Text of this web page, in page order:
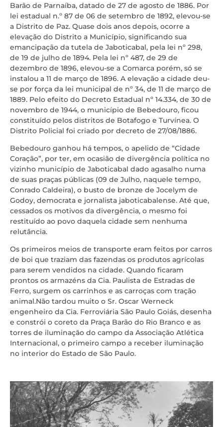
Barão de Parnaíba, datado de 27 de agosto de 1886. Por
lei estadual n.º 87 de 06 de setembro de 1892, elevou-se
a Distrito de Paz. Quase dois anos depois, ocorre a
elevação do Distrito a Município, significando sua
emancipação da tutela de Jaboticabal, pela lei nº 298,
de 19 de julho de 1894. Pela lei nº 487, de 29 de
dezembro de 1896, elevou-se a Comarca porém, só se
instalou a 11 de março de 1896. A elevação a cidade deu-
se por força da lei municipal de nº 34, de 11 de março de
1889. Pelo efeito do Decreto Estadual nº 14.334, de 30 de
novembro de 1944, o município de Bebedouro, ficou
constituído pelos distritos de Botafogo e Turvínea. O
Distrito Policial foi criado por decreto de 27/08/1886.
Bebedouro ganhou há tempos, o apelido de “Cidade
Coração”, por ter, em ocasião de divergência política no
vizinho município de Jaboticabal dado agasalho numa
de suas praças públicas (09 de Julho, naquele tempo,
Conrado Caldeira), o busto de bronze de Jocelym de
Godoy, democrata e jornalista jaboticabalense. Até que,
cessados os motivos da divergência, o mesmo foi
restituído ao povo daquela cidade sem nenhuma
relutância.
Os primeiros meios de transporte eram feitos por carros
de boi que traziam das fazendas os produtos agrícolas
para serem vendidos na cidade. Quando ficaram
prontos os armazéns da Cia. Paulista de Estradas de
Ferro, surgem os carrinhos e as carroças com tração
animal.Não tardou muito o Sr. Oscar Werneck
engenheiro da Cia. Ferroviária São Paulo Goiás, desenha
e constrói o coreto da Praça Barão do Rio Branco e as
torres de iluminação do campo da Associação Atlética
Internacional, o primeiro campo a receber iluminação
no interior do Estado de São Paulo.